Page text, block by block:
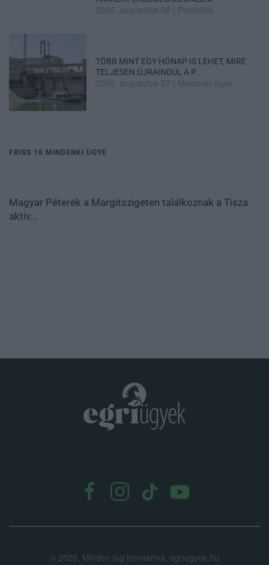
2026. augusztus 08 Promóció
TÖBB MINT EGY HÓNAP IS LEHET, MIRE
TELJESEN ÚJRAINDUL A P...
2026. augusztus 07 Mindenki ügye
FRISS 10 MINDENKI ÜGYE
Magyar Péterék a Margitszigeten találkoznak a Tisza
aktiv...
© 2026. Minden jog fenntartva. egriugyek.hu